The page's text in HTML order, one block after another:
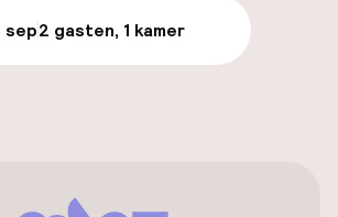
op eigen terrein
sep2 gasten, 1 kamer